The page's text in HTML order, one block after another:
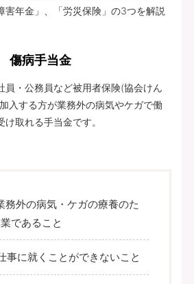
害年金」、「労災保険」の3つを解説
傷病手当金
員・公務員など被用者保険(協会けん
入する方が業務外の病気やケガで働
取れる手当金です。
務外の病気・ケガの療養のた
であること
事に就くことができないこと